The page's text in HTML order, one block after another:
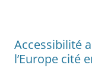
Accessibilité
l’Europe cité